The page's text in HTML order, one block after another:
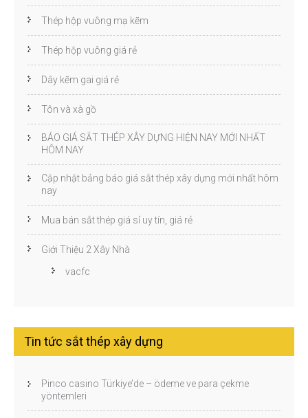
Thép hộp vuông mạ kẽm
Thép hộp vuông giá rẻ
Dây kẽm gai giá rẻ
Tôn và xà gồ
BÁO GIÁ SẮT THÉP XÂY DỰNG HIỆN NAY MỚI NHẤT
HÔM NAY
Cập nhật bảng báo giá sắt thép xây dựng mới nhất hôm
nay
Mua bán sắt thép giá sỉ uy tín, giá rẻ
Giới Thiệu 2 Xây Nhà
vacfc
Tin tức sắt thép xây dựng
Pinco casino Türkiye’de – ödeme ve para çekme
yöntemleri